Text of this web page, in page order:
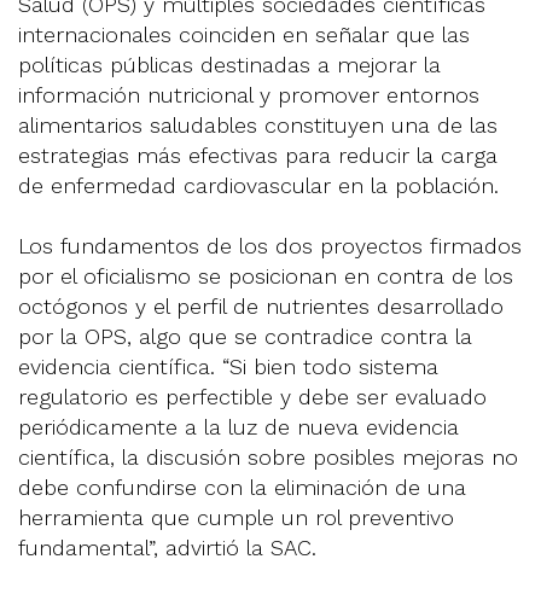
internacionales coinciden en señalar que las
políticas públicas destinadas a mejorar la
información nutricional y promover entornos
alimentarios saludables constituyen una de las
estrategias más efectivas para reducir la carga
de enfermedad cardiovascular en la población.
Los fundamentos de los dos proyectos firmados
por el oficialismo se posicionan en contra de los
octógonos y el perfil de nutrientes desarrollado
por la OPS, algo que se contradice contra la
evidencia científica. “Si bien todo sistema
regulatorio es perfectible y debe ser evaluado
periódicamente a la luz de nueva evidencia
científica, la discusión sobre posibles mejoras no
debe confundirse con la eliminación de una
herramienta que cumple un rol preventivo
fundamental”, advirtió la SAC.